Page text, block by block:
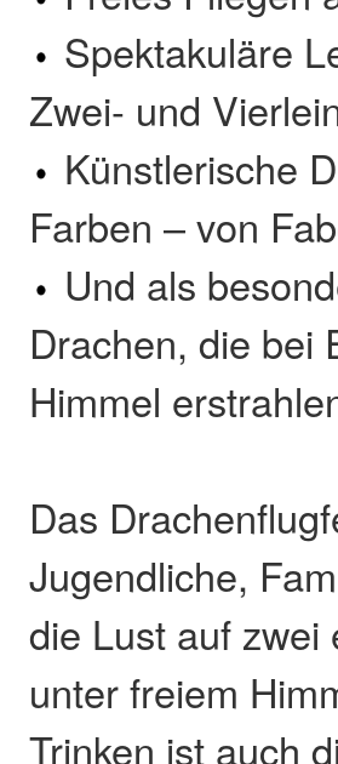
Spektakuläre
Zwei- und
Künstlerische
Farben – von
Und als
Drachen, die bei
Himmel
Das
Jugendliche,
die Lust auf zwei
unter freiem
Trinken ist auch